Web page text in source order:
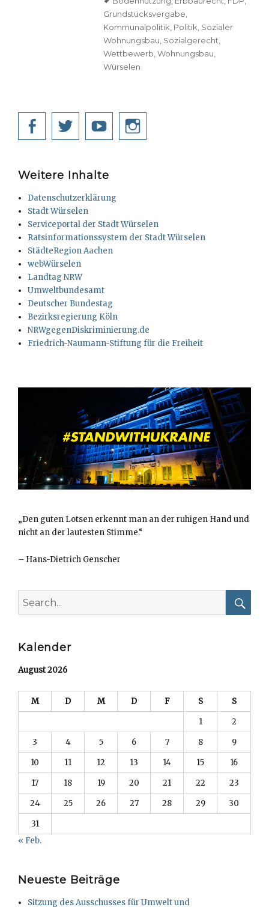
Grundstücksvergabe
Kommunalpolitik Politik Sozialer
Wohnungsbau Sozialgerecht
Wettbewerb ,Wohnungsbau
Würselen
Facebook
TwitterYouTube
Weitere Inhalte
Datenschutzerklärung
Stadt Würselen
Serviceportal der Stadt Würselen
Ratsinformationssystem der Stadt Würselen
StädteRegion Aachen
webWürselen
Landtag NRW
Umweltbundesamt
Deutscher Bundestag
Bezirksregierung Köln
NRWgegenDiskriminierung.de
Friedrich-Naumann-Stiftung für die Freiheit
„Den guten Lotsen erkennt man an der ruhigen Hand und
nicht an der lautesten Stimme.“
– Hans-Dietrich Genscher
for:
Kalender
August 2026
M D M D F S
S
1
2
3
4 5 6 7 8
9
10
11 12 13 14 15
16
17
18 19 20 21 22
23
24
25 26 27 28 29
30
31
« Feb.
Neueste Beiträge
Sitzung des Ausschusses für Umwelt und